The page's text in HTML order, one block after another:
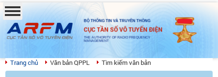
BỘ THÔNG TIN VÀ TRUYỀN THÔNG
CỤC TẦN SỐ VÔ TUYẾN ĐIỆN
THE AUTHORITY OF RADIO FREQUENCY
MANAGEMENT
Trang chủ Văn bản QPPL Tìm kiếm văn bản